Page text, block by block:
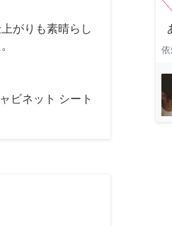
がりも素晴らし
ビネット シート
依